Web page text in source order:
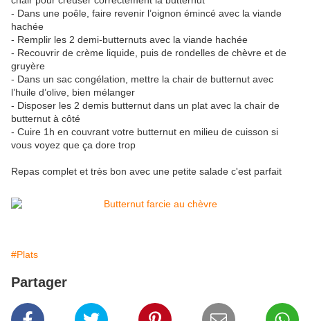
- Dans une poêle, faire revenir l’oignon émincé avec la viande
hachée
- Remplir les 2 demi-butternuts avec la viande hachée
- Recouvrir de crème liquide, puis de rondelles de chèvre et de
gruyère
- Dans un sac congélation, mettre la chair de butternut avec
l’huile d’olive, bien mélanger
- Disposer les 2 demis butternut dans un plat avec la chair de
butternut à côté
- Cuire 1h en couvrant votre butternut en milieu de cuisson si
vous voyez que ça dore trop
Repas complet et très bon avec une petite salade c'est parfait
#Plats
Partager